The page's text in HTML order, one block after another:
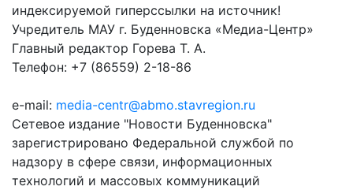
индексируемой гиперссылки на источник!
Учредитель МАУ г. Буденновска «Медиа-Центр»
Главный редактор Горева Т. А.
Телефон: +7 (86559) 2-18-86
e-mail: media-centr@abmo.stavregion.ru
Сетевое издание "Новости Буденновска"
зарегистрировано Федеральной службой по
надзору в сфере связи, информационных
технологий и массовых коммуникаций